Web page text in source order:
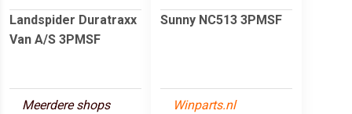
Landspider Duratraxx
Van A/S 3PMSF
Meerdere shops
Sunny NC513 3PMSF
Winparts.nl